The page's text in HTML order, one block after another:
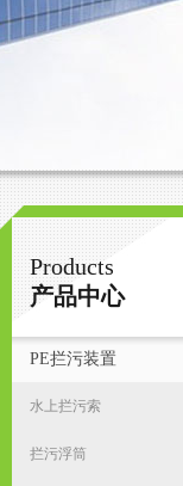
宁波君益塑业有限公司
Products
产品中心
PE拦污装置
水上拦污索
拦污浮筒